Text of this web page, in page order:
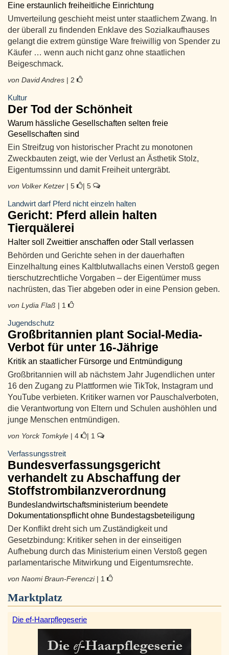
Eine erstaunlich freiheitliche Einrichtung
Umverteilung geschieht meist unter staatlichem Zwang. In
der überall zu findenden Enklave des Sozialkaufhauses
gelangt die extrem günstige Ware freiwillig von Spender zu
Käufer … wenn auch nicht ganz ohne staatlichen
Beigeschmack.
von David Andres | 2
Kultur
Der Tod der Schönheit
Warum hässliche Gesellschaften selten freie
Gesellschaften sind
Ein Streifzug von historischer Pracht zu monotonen
Zweckbauten zeigt, wie der Verlust an Ästhetik Stolz,
Eigentumssinn und damit Freiheit untergräbt.
von Volker Ketzer | 5 | 5
Landwirt darf Pferd nicht einzeln halten
Gericht: Pferd allein halten
Tierquälerei
Halter soll Zweittier anschaffen oder Stall verlassen
Behörden und Gerichte sehen in der dauerhaften
Einzelhaltung eines Kaltblutwallachs einen Verstoß gegen
tierschutzrechtliche Vorgaben – der Eigentümer muss
nachrüsten, das Tier abgeben oder in eine Pension geben.
von Lydia Flaß | 1
Jugendschutz
Großbritannien plant Social-Media-
Verbot für unter 16-Jährige
Kritik an staatlicher Fürsorge und Entmündigung
Großbritannien will ab nächstem Jahr Jugendlichen unter
16 den Zugang zu Plattformen wie TikTok, Instagram und
YouTube verbieten. Kritiker warnen vor Pauschalverboten,
die Verantwortung von Eltern und Schulen aushöhlen und
junge Menschen entmündigen.
von Yorck Tomkyle | 4 | 1
Verfassungsstreit
Bundesverfassungsgericht
verhandelt zu Abschaffung der
Stoffstrombilanzverordnung
Bundeslandwirtschaftsministerium beendete
Dokumentationspflicht ohne Bundestagsbeteiligung
Der Konflikt dreht sich um Zuständigkeit und
Gesetzbindung: Kritiker sehen in der einseitigen
Aufhebung durch das Ministerium einen Verstoß gegen
parlamentarische Mitwirkung und Eigentumsrechte.
von Naomi Braun-Ferenczi | 1
Marktplatz
Die ef-Haarpflegeserie